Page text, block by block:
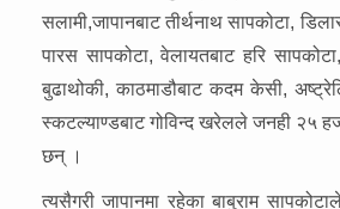
सलामी,जापानबाट तीर्थनाथ सापकोटा,
पारस सापकोटा, वेलायतबाट हरि
बुढाथोकी, काठमाडौबाट कदम केसी,
स्कटल्याण्डबाट गोविन्द खरेलले जनही २५
छन् ।
त्यसैगरी जापानमा रहेका बाबुराम